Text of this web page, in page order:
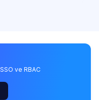
SSO ve RBAC